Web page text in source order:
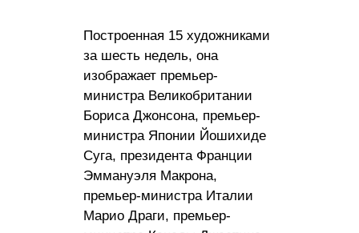
Построенная 15 художниками
за шесть недель, она
изображает премьер-
министра Великобритании
Бориса Джонсона, премьер-
министра Японии Йошихиде
Суга, президента Франции
Эммануэля Макрона,
премьер-министра Италии
Марио Драги, премьер-